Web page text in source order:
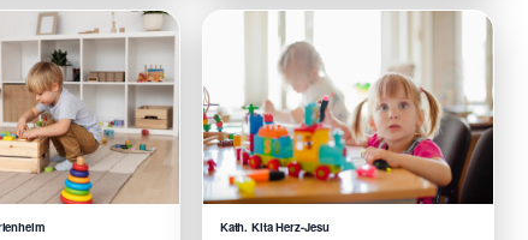
Kath. Kita Herz-Jesu